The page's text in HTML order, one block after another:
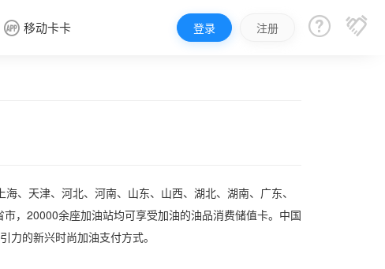
 移动卡卡 登录 注册  
、天津、河北、河南、山东、山西、湖北、湖南、广东、
，20000余座加油站均可享受加油的油品消费储值卡。中国
力的新兴时尚加油支付方式。